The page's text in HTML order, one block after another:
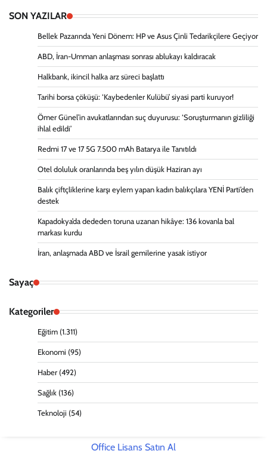
SON YAZILAR
Bellek Pazarında Yeni Dönem: HP ve Asus Çinli Tedarikçilere Geçiyor
ABD, İran-Umman anlaşması sonrası ablukayı kaldıracak
Halkbank, ikincil halka arz süreci başlattı
Tarihi borsa çöküşü: ‘Kaybedenler Kulübü’ siyasi parti kuruyor!
Ömer Günel’in avukatlarından suç duyurusu: ‘Soruşturmanın gizliliği
ihlal edildi’
Redmi 17 ve 17 5G 7.500 mAh Batarya ile Tanıtıldı
Otel doluluk oranlarında beş yılın düşük Haziran ayı
Balık çiftçliklerine karşı eylem yapan kadın balıkçılara YENİ Parti’den
destek
Kapadokya’da dededen toruna uzanan hikâye: 136 kovanla bal
markası kurdu
İran, anlaşmada ABD ve İsrail gemilerine yasak istiyor
Sayaç
Kategoriler
Eğitim (1.311)
Ekonomi (95)
Haber (492)
Sağlık (136)
Teknoloji (54)
Office Lisans Satın Al